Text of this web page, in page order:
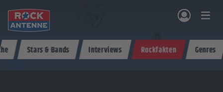
& PROGRAMM AKTIONEN & KONZERTE MUSIK ROCKCOMMUNITY SHOPPEN
Stars & Bands Interviews Rockfakten Genres